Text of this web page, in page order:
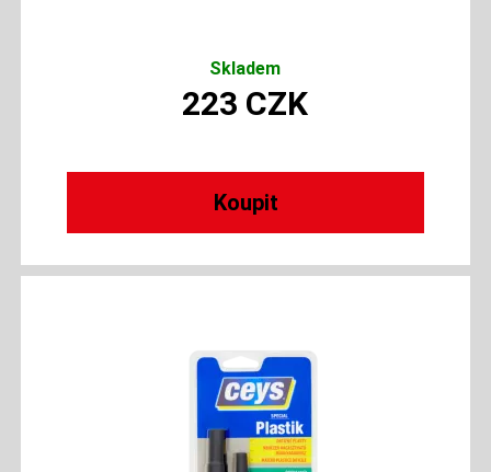
Skladem
223 CZK